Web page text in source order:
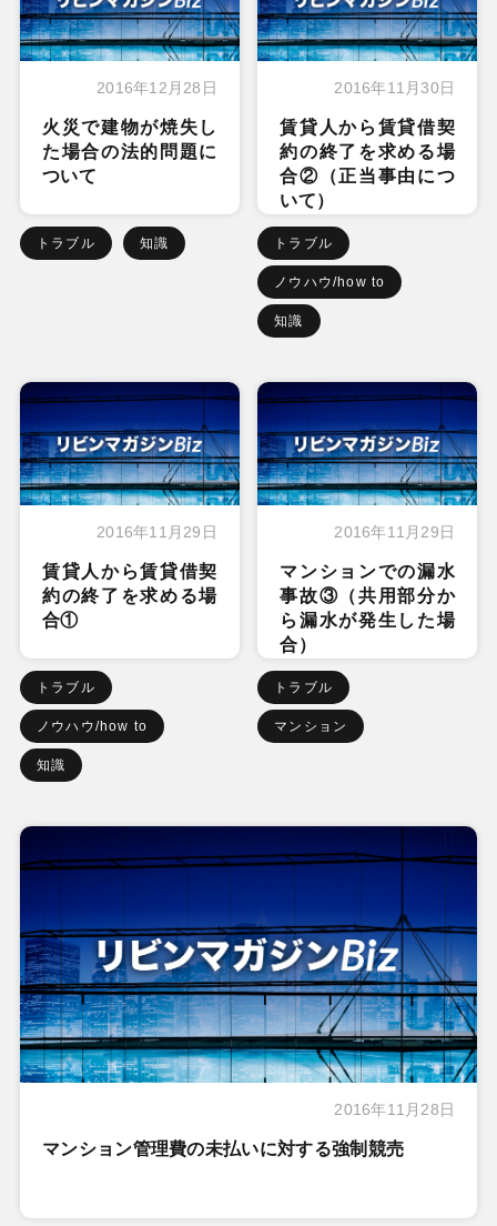
2016年12月28日
火災で建物が焼失し
た場合の法的問題に
ついて
トラブル 知識
2016年11月30日
賃貸人から賃貸借契
約の終了を求める場
合②（正当事由につ
いて）
トラブル
ノウハウ/how to
知識
2016年11月29日
賃貸人から賃貸借契
約の終了を求める場
合①
トラブル
ノウハウ/how to
知識
2016年11月29日
マンションでの漏水
事故③（共用部分か
ら漏水が発生した場
合）
トラブル
マンション
2016年11月28日
マンション管理費の未払いに対する強制競売